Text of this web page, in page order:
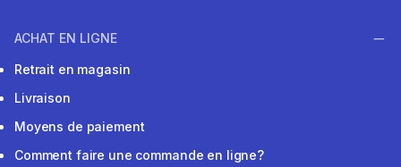
ACHAT EN LIGNE
Retrait en magasin
Livraison
Moyens de paiement
Comment faire une commande en ligne?